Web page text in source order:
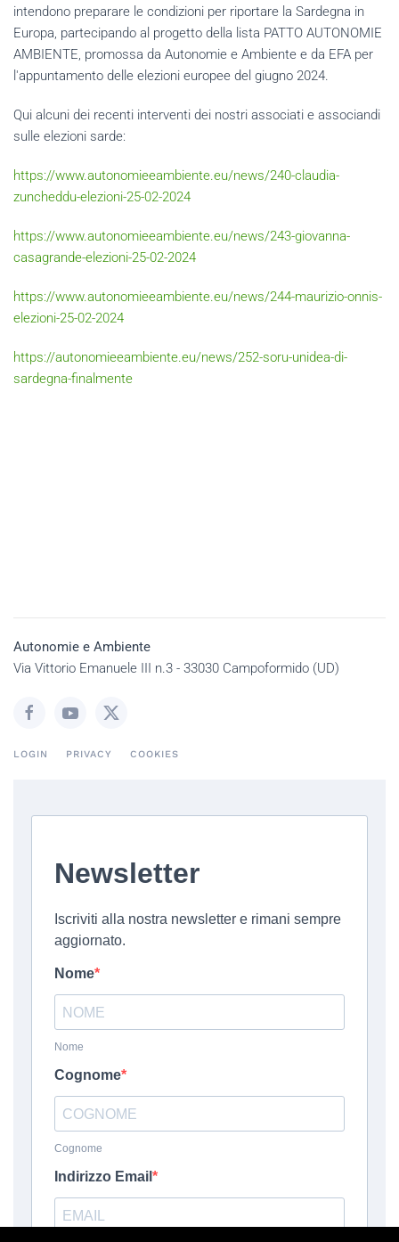
intendono preparare le condizioni per riportare la Sardegna in
Europa, partecipando al progetto della lista PATTO AUTONOMIE
AMBIENTE, promossa da Autonomie e Ambiente e da EFA per
l'appuntamento delle elezioni europee del giugno 2024.
Qui alcuni dei recenti interventi dei nostri associati e associandi
sulle elezioni sarde:
https://www.autonomieeambiente.eu/news/240-claudia-
zuncheddu-elezioni-25-02-2024
https://www.autonomieeambiente.eu/news/243-giovanna-
casagrande-elezioni-25-02-2024
https://www.autonomieeambiente.eu/news/244-maurizio-onnis-
elezioni-25-02-2024
https://autonomieeambiente.eu/news/252-soru-unidea-di-
sardegna-finalmente
Autonomie e Ambiente
Via Vittorio Emanuele III n.3 - 33030 Campoformido (UD)
LOGIN PRIVACY COOKIES